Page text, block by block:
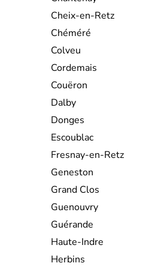
Cheix-en-Retz
Chéméré
Colveu
Cordemais
Couëron
Dalby
Donges
Escoublac
Fresnay-en-Retz
Geneston
Grand Clos
Guenouvry
Guérande
Haute-Indre
Herbins